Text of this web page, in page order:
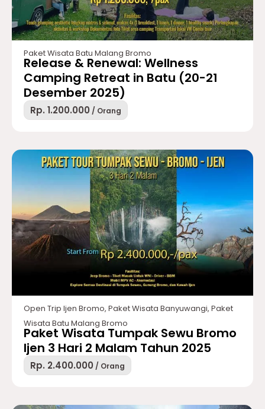
Paket Wisata Batu Malang Bromo
Release & Renewal: Wellness
Camping Retreat in Batu (20-21
Desember 2025)
Rp. 1.200.000 / Orang
Open Trip Ijen Bromo, Paket Wisata Banyuwangi, Paket
Wisata Batu Malang Bromo
Paket Wisata Tumpak Sewu Bromo
Ijen 3 Hari 2 Malam Tahun 2025
Rp. 2.400.000 / Orang